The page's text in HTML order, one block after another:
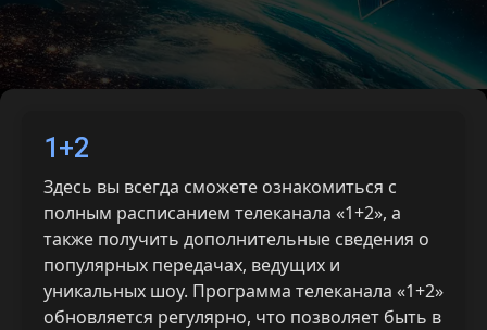
1+2
Здесь вы всегда сможете ознакомиться с
полным расписанием телеканала «1+2», а
также получить дополнительные сведения о
популярных передачах, ведущих и
уникальных шоу. Программа телеканала «1+2»
обновляется регулярно, что позволяет быть в